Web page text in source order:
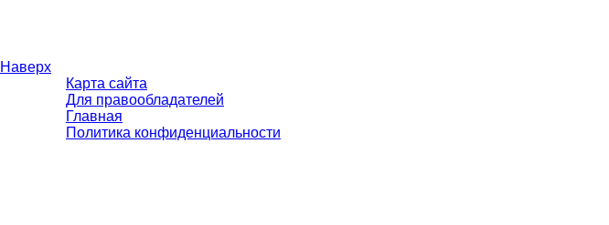
Наверх
Карта сайта
Для правообладателей
Главная
Политика конфиденциальности